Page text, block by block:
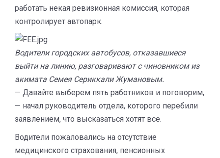
работать некая ревизионная комиссия, которая
контролирует автопарк.
Водители городских автобусов, отказавшиеся
выйти на линию, разговаривают с чиновником из
акимата Семея Сериккали Жумановым.
— Давайте выберем пять работников и поговорим,
— начал руководитель отдела, которого перебили
заявлением, что высказаться хотят все.
Водители пожаловались на отсутствие
медицинского страхования, пенсионных